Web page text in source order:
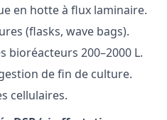
en hotte à flux laminaire.
(flasks, wave bags).
bioréacteurs 200–2000 L.
de fin de culture.
cellulaires.